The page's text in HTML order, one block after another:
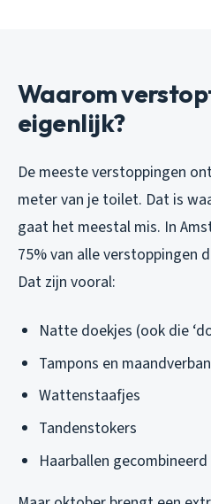
Waarom
eigenlijk?
De meeste verstoppingen
meter van je toilet. Dat is
gaat het meestal mis. In
75% van alle verstoppingen
Dat zijn vooral:
Natte doekjes (ook die
Tampons en
Wattenstaafjes
Tandenstokers
Haarballen